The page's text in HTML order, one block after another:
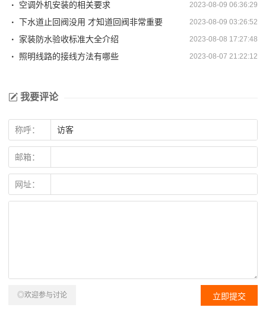
2023-08-09 06:36:29
空调外机安装的相关要求
2023-08-09 03:26:52
下水道止回阀没用 才知道回阀非常重要
2023-08-08 17:27:48
家装防水验收标准大全介绍
2023-08-07 21:22:12
照明线路的接线方法有哪些
我要评论
称呼：
邮箱：
网址：
◎欢迎参与讨论